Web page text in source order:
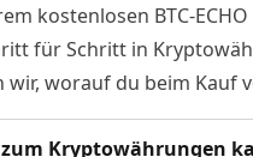
kostenlosen BTC-
für Schritt in
wir, worauf du beim Kauf
zum Kryptowährungen